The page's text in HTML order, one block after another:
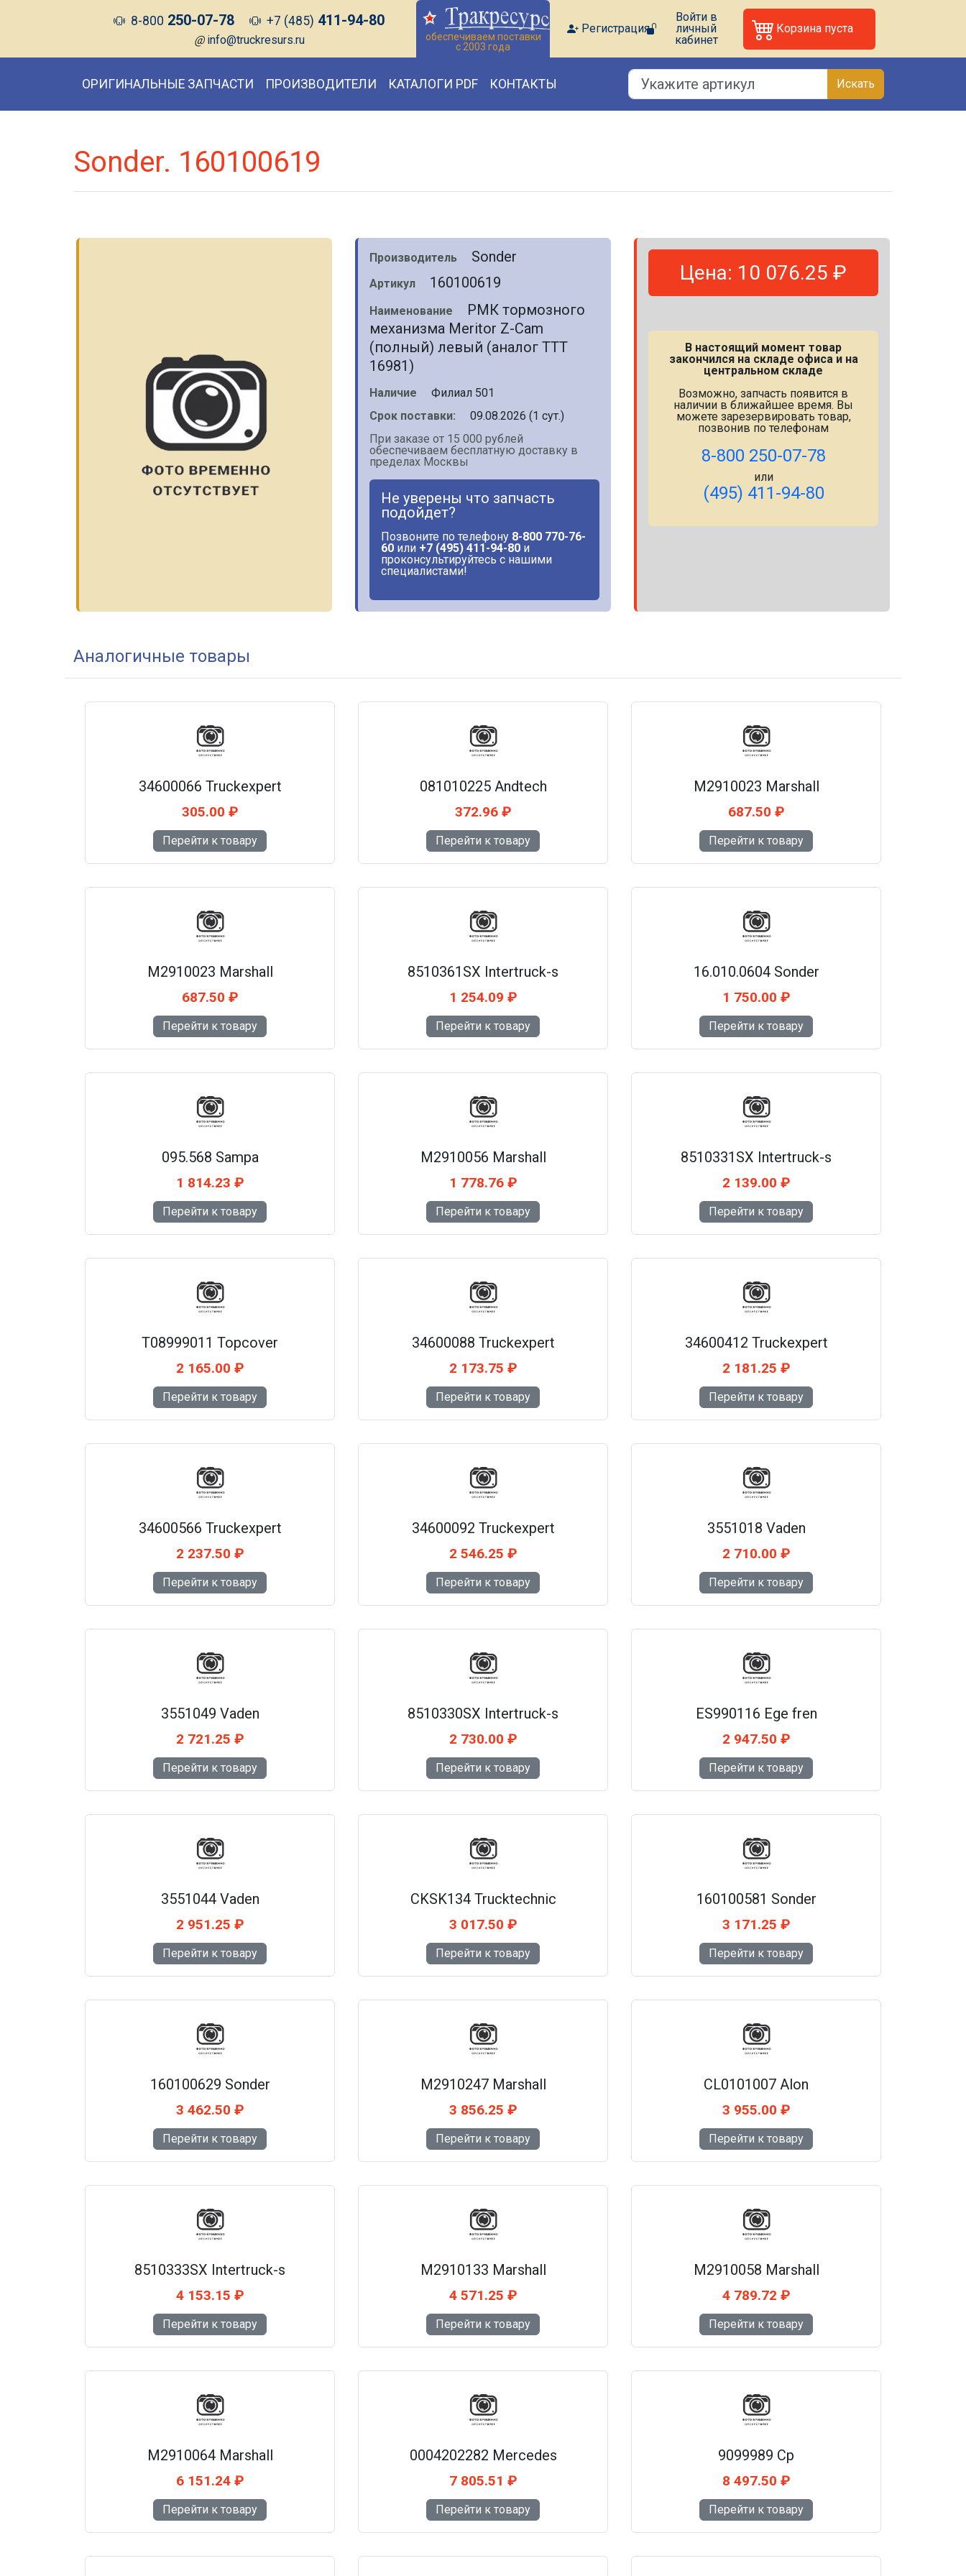
8-800 250-07-78 +7 (485) 411-94-80
@ info@truckresurs.ru
обеспечиваем поставки
с 2003 года
Регистрация
Войти в
личный
кабинет
Корзина пуста
ОРИГИНАЛЬНЫЕ ЗАПЧАСТИ ПРОИЗВОДИТЕЛИ КАТАЛОГИ PDF КОНТАКТЫ Искать
Sonder. 160100619
Производитель Sonder
Артикул 160100619
Наименование
РМК тормозного
механизма Meritor Z-Cam
(полный) левый (аналог TTT
16981)
Наличие
Филиал 501
Срок поставки:
09.08.2026 (1 сут.)
При заказе от 15 000 рублей
обеспечиваем бесплатную доставку в
пределах Москвы
Не уверены что запчасть
подойдет?
Позвоните по телефону 8-800 770-76-
60 или +7 (495) 411-94-80 и
проконсультируйтесь с нашими
специалистами!
Цена: 10 076.25 ₽
В настоящий момент товар
закончился на складе офиса и на
центральном складе
Возможно, запчасть появится в
наличии в ближайшее время. Вы
можете зарезервировать товар,
позвонив по телефонам
8-800 250-07-78
или
(495) 411-94-80
Аналогичные товары
34600066 Truckexpert
305.00 ₽
Перейти к товару
081010225 Andtech
372.96 ₽
Перейти к товару
M2910023 Marshall
687.50 ₽
Перейти к товару
M2910023 Marshall
687.50 ₽
Перейти к товару
8510361SX Intertruck-s
1 254.09 ₽
Перейти к товару
16.010.0604 Sonder
1 750.00 ₽
Перейти к товару
095.568 Sampa
1 814.23 ₽
Перейти к товару
M2910056 Marshall
1 778.76 ₽
Перейти к товару
8510331SX Intertruck-s
2 139.00 ₽
Перейти к товару
T08999011 Topcover
2 165.00 ₽
Перейти к товару
34600088 Truckexpert
2 173.75 ₽
Перейти к товару
34600412 Truckexpert
2 181.25 ₽
Перейти к товару
34600566 Truckexpert
2 237.50 ₽
Перейти к товару
34600092 Truckexpert
2 546.25 ₽
Перейти к товару
3551018 Vaden
2 710.00 ₽
Перейти к товару
3551049 Vaden
2 721.25 ₽
Перейти к товару
8510330SX Intertruck-s
2 730.00 ₽
Перейти к товару
ES990116 Ege fren
2 947.50 ₽
Перейти к товару
3551044 Vaden
2 951.25 ₽
Перейти к товару
CKSK134 Trucktechnic
3 017.50 ₽
Перейти к товару
160100581 Sonder
3 171.25 ₽
Перейти к товару
160100629 Sonder
3 462.50 ₽
Перейти к товару
M2910247 Marshall
3 856.25 ₽
Перейти к товару
CL0101007 Alon
3 955.00 ₽
Перейти к товару
8510333SX Intertruck-s
4 153.15 ₽
Перейти к товару
M2910133 Marshall
4 571.25 ₽
Перейти к товару
M2910058 Marshall
4 789.72 ₽
Перейти к товару
M2910064 Marshall
6 151.24 ₽
Перейти к товару
0004202282 Mercedes
7 805.51 ₽
Перейти к товару
9099989 Cp
8 497.50 ₽
Перейти к товару